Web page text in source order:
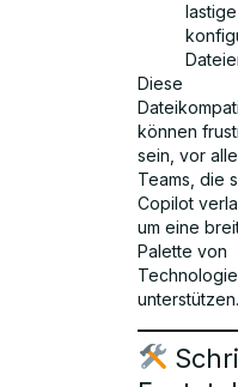
Diese
können
sein, vor
Teams, die
Copilot
um eine
Palette von
unterstützen.